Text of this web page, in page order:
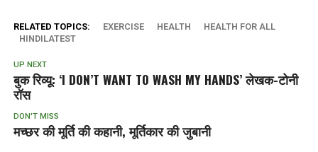
RELATED TOPICS: EXERCISE HEALTH
HEALTH FOR ALL
HINDILATEST
UP NEXT
बुक रिव्यू: ‘I DON’T WANT TO WASH MY HANDS’ लेखक-टोनी
रॉस
DON'T MISS
मच्छर की मूर्ति की कहानी, मूर्तिकार की जुबानी